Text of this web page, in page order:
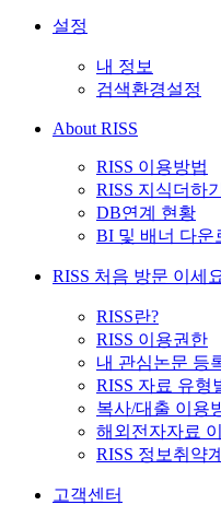
설정
내 정보
검색환경설정
About RISS
RISS 이용방법
RISS 지식더하기
DB연계 현황
BI 및 배너 다운
RISS 처음 방문 이세
RISS란?
RISS 이용권한
내 관심논문 등
RISS 자료 유형
복사/대출 이용
해외전자자료
RISS 정보취약
고객센터